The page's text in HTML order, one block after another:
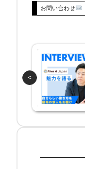
お問い合わせ
<